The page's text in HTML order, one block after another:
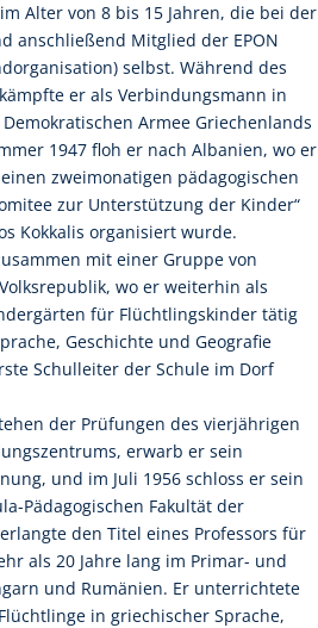
Alter von 8 bis 15 Jahren, die bei der
anschließend Mitglied der EPON
selbst. Während des
er als Verbindungsmann in
Armee Griechenlands
1947 floh er nach Albanien, wo er
zweimonatigen pädagogischen
zur Unterstützung der Kinder“
Kokkalis organisiert wurde.
mit einer Gruppe von
wo er weiterhin als
für Flüchtlingskinder tätig
Geschichte und Geografie
Schulleiter der Schule im Dorf
der Prüfungen des vierjährigen
erwarb er sein
und im Juli 1956 schloss er sein
Pädagogischen Fakultät der
den Titel eines Professors für
als 20 Jahre lang im Primar- und
und Rumänien. Er unterrichtete
in griechischer Sprache,